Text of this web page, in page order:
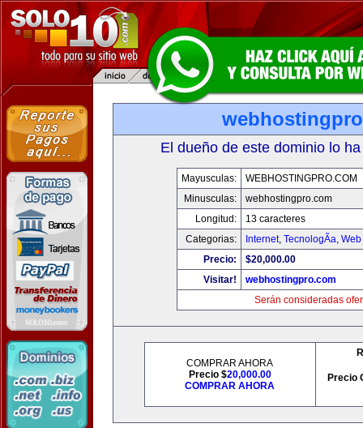
El dueño de este dominio lo
Mayusculas:
WEBHOSTINGPRO.COM
Minusculas:
webhostingpro.com
Longitud:
13 caracteres
Categorias:
Internet, TecnologÃ­a,
Precio:
$20,000.00
Visitar!
webhostingpro.com
Serán consideradas
COMPRAR AHORA
Precio $20,000.00
COMPRAR AHORA
Precio